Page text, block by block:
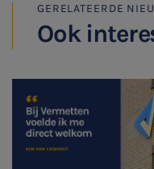
GERELATEERDE
Ook